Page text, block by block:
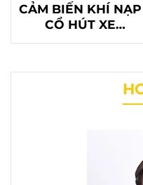
CẢM BIẾN KHÍ NẠP
CỔ HÚT XE
NUBIRA LANOS